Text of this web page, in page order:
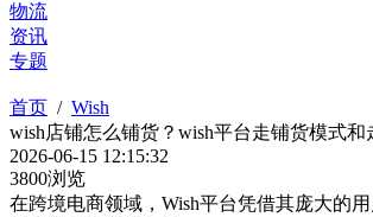
物流
资讯
专题
首页 / Wish
wish店铺怎么铺货？wish平台走铺货模式
2026-06-15 12:15:32
3800浏览
在跨境电商领域，Wish平台凭借其庞大的